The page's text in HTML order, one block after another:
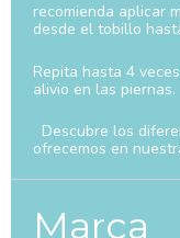
recomienda aplicar
desde el tobillo
Repita hasta 4
alivio en las piernas.
Descubre los
ofrecemos en
Marca